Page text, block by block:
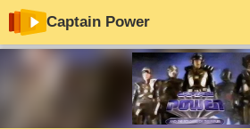
Captain Power